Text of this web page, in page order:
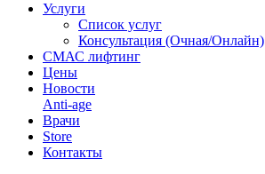
Услуги
Список услуг
Консультация (Очная/Онлайн)
СМАС лифтинг
Цены
Новости
Anti-age
Врачи
Store
Контакты